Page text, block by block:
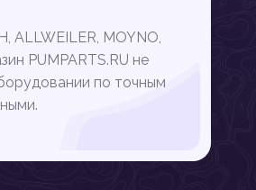
ALLWEILER, MOYNO,
PUMPARTS.RU не
по точным